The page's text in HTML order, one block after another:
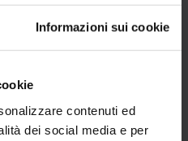
Informazioni sui cookie
contenuti ed
dei social media e per
perfette per ogni
vengono scelte
di open space con
Le tende
anche per la